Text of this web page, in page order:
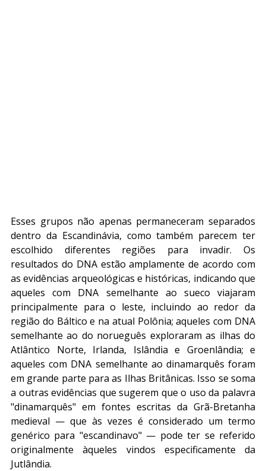
Esses grupos não apenas permaneceram separados
dentro da Escandinávia, como também parecem ter
escolhido diferentes regiões para invadir. Os
resultados do DNA estão amplamente de acordo com
as evidências arqueológicas e históricas, indicando que
aqueles com DNA semelhante ao sueco viajaram
principalmente para o leste, incluindo ao redor da
região do Báltico e na atual Polônia; aqueles com DNA
semelhante ao do norueguês exploraram as ilhas do
Atlântico Norte, Irlanda, Islândia e Groenlândia; e
aqueles com DNA semelhante ao dinamarquês foram
em grande parte para as Ilhas Britânicas. Isso se soma
a outras evidências que sugerem que o uso da palavra
"dinamarquês" em fontes escritas da Grã-Bretanha
medieval — que às vezes é considerado um termo
genérico para "escandinavo" — pode ter se referido
originalmente àqueles vindos especificamente da
Jutlândia.